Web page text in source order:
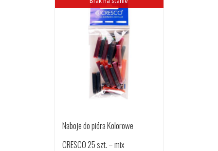
Naboje do pióra Kolorowe
CRESCO 25 szt. – mix